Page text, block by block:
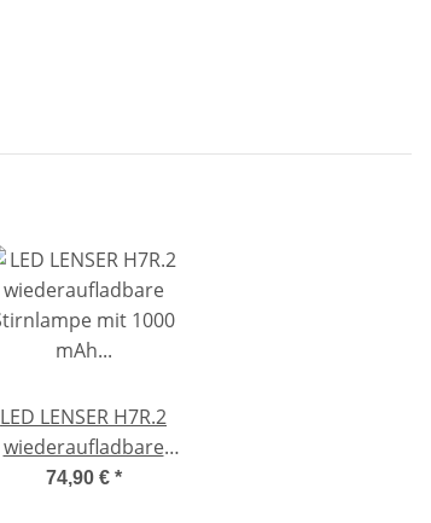
LED LENSER H7R.2
wiederaufladbare
Stirnlampe mit 1000
74,90 € *